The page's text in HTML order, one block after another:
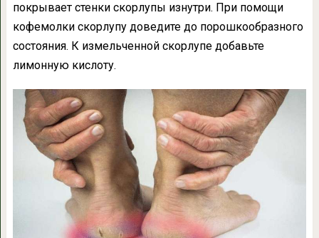
покрывает стенки скорлупы изнутри. При помощи
кофемолки скорлупу доведите до порошкообразного
состояния. К измельченной скорлупе добавьте
лимонную кислоту.